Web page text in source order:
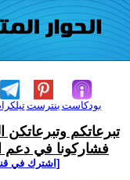
بنترست بودكاست
تبرعاتكم وتبرعاتكن
فشاركونا في دعم
[اشترك في